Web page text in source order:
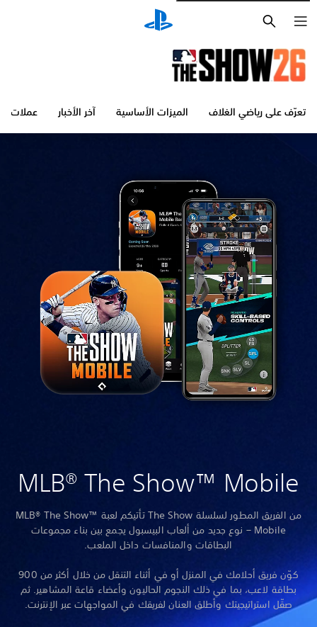
تعرّف على رياضي الغلاف الميزات الأساسية آخر الأخبار عملات Stubs
MLB® The Show™ Mobile
من الفريق المطور لسلسلة The Show تأتيكم لعبة MLB® The Show™
Mobile – نوع جديد من ألعاب البيسبول يجمع بين بناء مجموعات
البطاقات والمنافسات داخل الملعب.
كوّن فريق أحلامك في المنزل أو في أثناء التنقل من خلال أكثر من 900
بطاقة لاعب، بما في ذلك النجوم الحاليون وأعضاء قاعة المشاهير. ثم
صقّل استراتيجيتك وأطلق العنان لفريقك في المواجهات عبر الإنترنت.